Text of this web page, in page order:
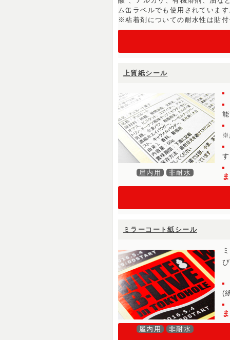
ム缶ラベルでも使用されていま
※粘着剤についての耐水性は貼
上質紙シール
屋内用 非耐水
※
ミラーコート紙シール
屋内用 非耐水
(